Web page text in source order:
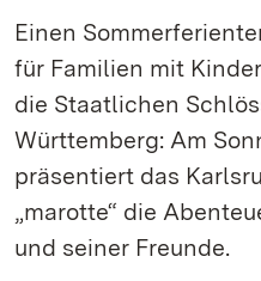
Einen
für Familien mit
die Staatlichen
Württemberg: Am
präsentiert das
„marotte“ die
und seiner Freunde.